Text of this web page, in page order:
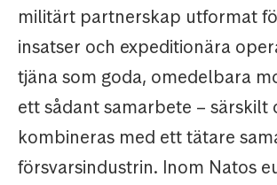
militärt partnerskap utformat
insatser och expeditionära
tjäna som goda, omedelbara
ett sådant samarbete – särskilt
kombineras med ett tätare
försvarsindustrin. Inom Natos